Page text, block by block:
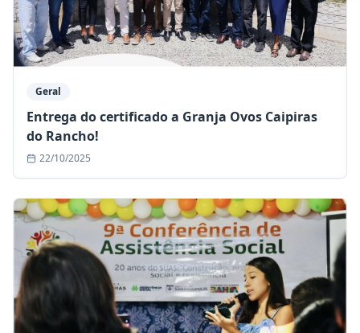
Geral
Entrega do certificado a Granja Ovos Caipiras
do Rancho!
22/10/2025